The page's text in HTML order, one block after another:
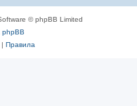
© phpBB Limited
phpBB
Правила